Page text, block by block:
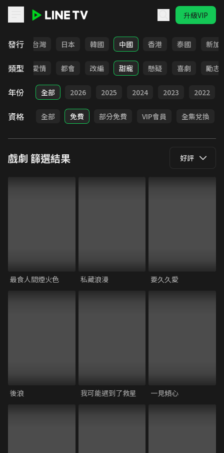
升級VIP
發行
全部 台灣 日本 韓國 中國 香港 泰國 新加
類型
古裝 愛情 都會 改編 甜寵 懸疑 喜劇 勵志
年份 全部 2026 2025 2024 2023 2022
資格 全部 免費 部分免費 VIP會員 全集兌換
戲劇 篩選結果 好評
最食人間煙火色 私藏浪漫 要久久愛
後浪 我可能遇到了救星 一見傾心